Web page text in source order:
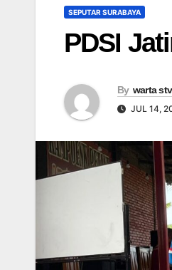
SEPUTAR SURABAYA
PDSI
By warta stv
JUL 14,